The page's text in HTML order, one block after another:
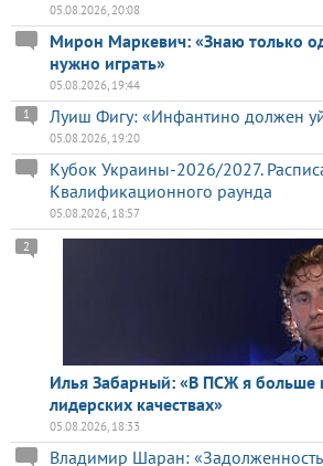
05.08.2026, 20:08
Мирон Маркевич: «Знаю только
нужно играть»
05.08.2026, 19:44
Луиш Фигу: «Инфантино должен
1
05.08.2026, 19:20
Кубок Украины-2026/2027.
Квалификационного раунда
05.08.2026, 18:57
Илья Забарный: «В ПСЖ я больше
лидерских качествах»
2
05.08.2026, 18:33
Владимир Шаран: